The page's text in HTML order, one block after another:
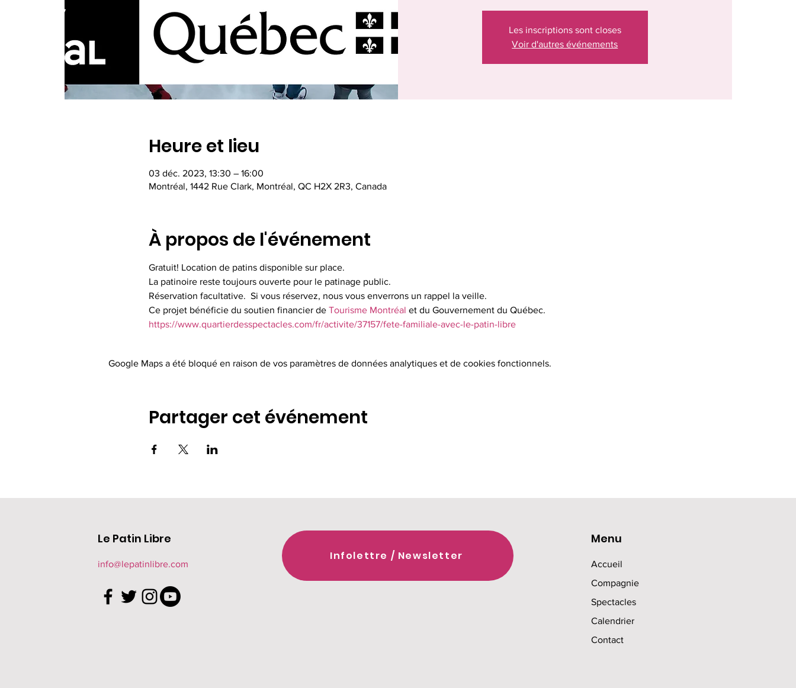
Les inscriptions sont closes
Voir d'autres événements
Heure et lieu
03 déc. 2023, 13:30 – 16:00
Montréal, 1442 Rue Clark, Montréal, QC H2X 2R3, Canada
À propos de l'événement
Gratuit! Location de patins disponible sur place.
La patinoire reste toujours ouverte pour le patinage public.
Réservation facultative.  Si vous réservez, nous vous enverrons un rappel la veille.
Ce projet bénéficie du soutien financier de Tourisme Montréal et du Gouvernement du Québec.
https://www.quartierdesspectacles.com/fr/activite/37157/fete-familiale-avec-le-patin-libre
Google Maps a été bloqué en raison de vos paramètres de données analytiques et de cookies fonctionnels.
Partager cet événement
Le Patin Libre
info@lepatinlibre.com
Infolettre / Newsletter
Menu
Accueil
Compagnie
Spectacles
Calendrier
Contact